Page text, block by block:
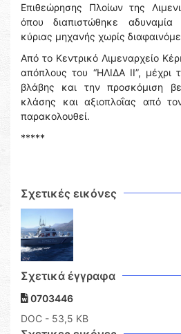
Επιθεώρησης Πλοίων της
όπου διαπιστώθηκε αδυναμία
κύριας μηχανής χωρίς
Από το Κεντρικό Λιμεναρχείο
απόπλους του “ΗΛΙΔΑ ΙΙ”,
βλάβης και την προσκόμιση
κλάσης και αξιοπλοΐας από
παρακολουθεί.
*****
Σχετικές εικόνες
Σχετικά έγγραφα
0703446
DOC - 53,5 KB